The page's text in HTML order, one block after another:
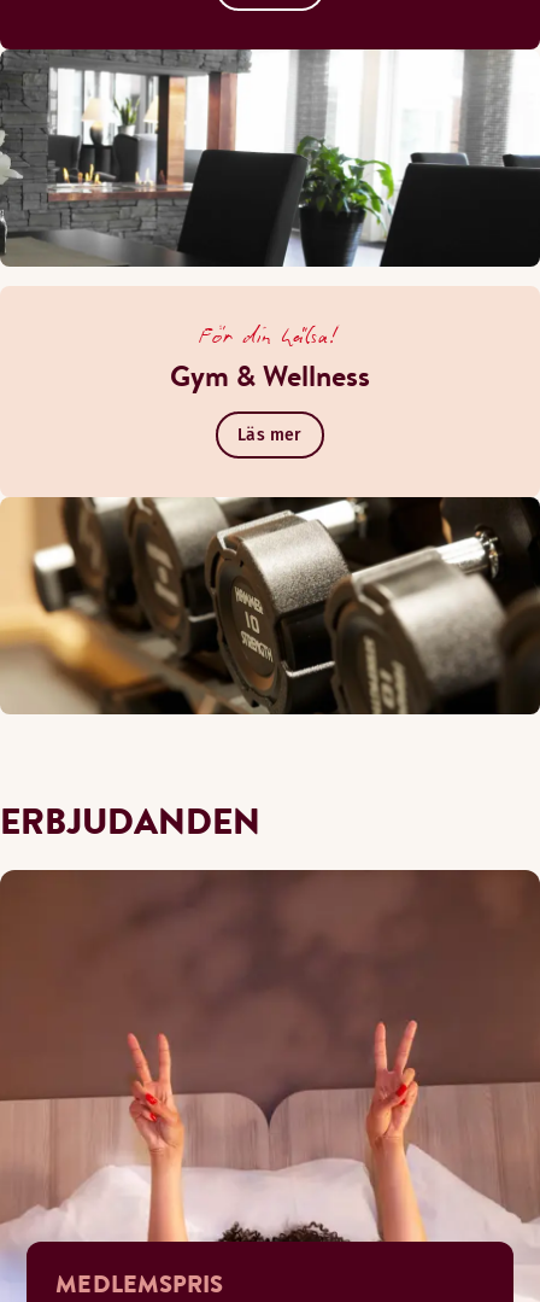
För din hälsa!
Gym & Wellness
Läs mer
ERBJUDANDEN
MEDLEMSPRIS